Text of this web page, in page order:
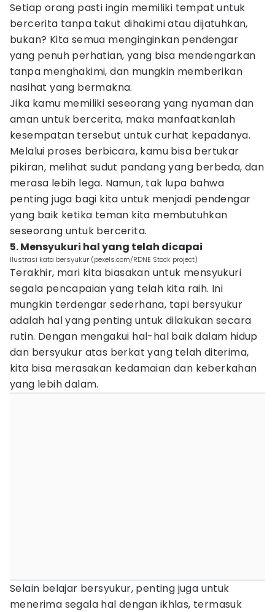
Setiap orang pasti ingin memiliki tempat untuk
bercerita tanpa takut dihakimi atau dijatuhkan,
bukan? Kita semua menginginkan pendengar
yang penuh perhatian, yang bisa mendengarkan
tanpa menghakimi, dan mungkin memberikan
nasihat yang bermakna.
Jika kamu memiliki seseorang yang nyaman dan
aman untuk bercerita, maka manfaatkanlah
kesempatan tersebut untuk curhat kepadanya.
Melalui proses berbicara, kamu bisa bertukar
pikiran, melihat sudut pandang yang berbeda, dan
merasa lebih lega. Namun, tak lupa bahwa
penting juga bagi kita untuk menjadi pendengar
yang baik ketika teman kita membutuhkan
seseorang untuk bercerita.
5. Mensyukuri hal yang telah dicapai
Ilustrasi kata bersyukur (pexels.com/RDNE Stock project)
Terakhir, mari kita biasakan untuk mensyukuri
segala pencapaian yang telah kita raih. Ini
mungkin terdengar sederhana, tapi bersyukur
adalah hal yang penting untuk dilakukan secara
rutin. Dengan mengakui hal-hal baik dalam hidup
dan bersyukur atas berkat yang telah diterima,
kita bisa merasakan kedamaian dan keberkahan
yang lebih dalam.
Selain belajar bersyukur, penting juga untuk
menerima segala hal dengan ikhlas, termasuk